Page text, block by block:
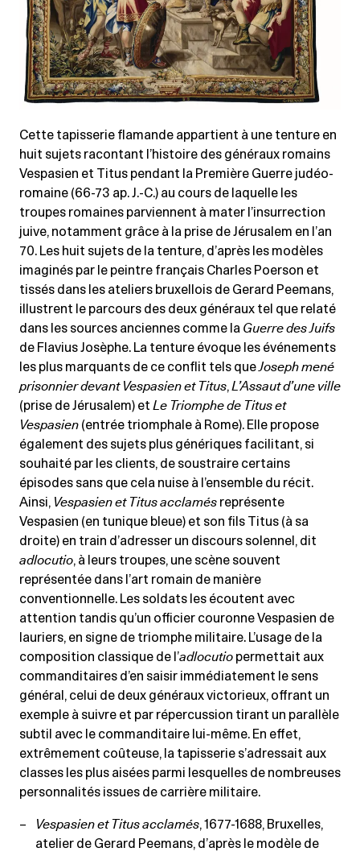
Cette tapisserie flamande appartient à une tenture en
huit sujets racontant l’histoire des généraux romains
Vespasien et Titus pendant la Première Guerre judéo-
romaine (66-73 ap. J.-C.) au cours de laquelle les
troupes romaines parviennent à mater l’insurrection
juive, notamment grâce à la prise de Jérusalem en l’an
70. Les huit sujets de la tenture, d’après les modèles
imaginés par le peintre français Charles Poerson et
tissés dans les ateliers bruxellois de Gerard Peemans,
illustrent le parcours des deux généraux tel que relaté
dans les sources anciennes comme la Guerre des Juifs
de Flavius Josèphe. La tenture évoque les événements
les plus marquants de ce conflit tels queJoseph mené
prisonnier devant Vespasien et Titus,L’Assaut d’une ville
(prise de Jérusalem) et Le Triomphe de Titus et
Vespasien (entrée triomphale à Rome). Elle propose
également des sujets plus génériques facilitant, si
souhaité par les clients, de soustraire certains
épisodes sans que cela nuise à l’ensemble du récit.
Ainsi, Vespasien et Titus acclamés représente
Vespasien (en tunique bleue) et son fils Titus (à sa
droite) en train d’adresser un discours solennel, dit
adlocutio, à leurs troupes, une scène souvent
représentée dans l’art romain de manière
conventionnelle. Les soldats les écoutent avec
attention tandis qu’un officier couronne Vespasien de
lauriers, en signe de triomphe militaire. L’usage de la
composition classique de l’adlocutio permettait aux
commanditaires d’en saisir immédiatement le sens
général, celui de deux généraux victorieux, offrant un
exemple à suivre et par répercussion tirant un parallèle
subtil avec le commanditaire lui-même. En effet,
extrêmement coûteuse, la tapisserie s’adressait aux
classes les plus aisées parmi lesquelles de nombreuses
personnalités issues de carrière militaire.
Vespasien et Titus acclamés, 1677-1688, Bruxelles,
atelier de Gerard Peemans, d’après le modèle de